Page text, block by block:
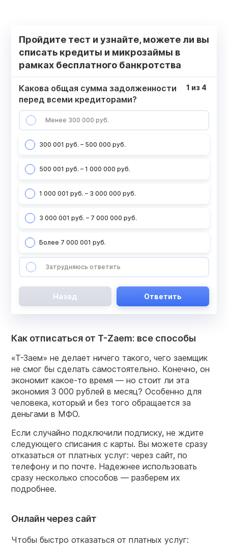
Пройдите тест и узнайте, можете ли вы
списать кредиты и микрозаймы в
рамках бесплатного банкротства
Какова общая сумма задолженности
перед всеми кредиторами?
Менее 300 000 руб.
300 001 руб. – 500 000 руб.
500 001 руб. – 1 000 000 руб.
1 000 001 руб. – 3 000 000 руб.
3 000 001 руб. – 7 000 000 руб.
Более 7 000 001 руб.
Затрудняюсь ответить
1 из 4
Назад Ответить
Как отписаться от T-Zaem: все способы
«Т-Заем» не делает ничего такого, чего заемщик
не смог бы сделать самостоятельно. Конечно, он
экономит какое-то время — но стоит ли эта
экономия 3 000 рублей в месяц? Особенно для
человека, который и без того обращается за
деньгами в МФО.
Если случайно подключили подписку, не ждите
следующего списания с карты. Вы можете сразу
отказаться от платных услуг: через сайт, по
телефону и по почте. Надежнее использовать
сразу несколько способов — разберем их
подробнее.
Онлайн через сайт
Чтобы быстро отказаться от платных услуг: